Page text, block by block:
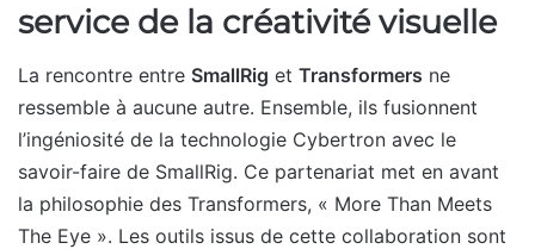
service de la créativité visuelle
La rencontre entre SmallRig et Transformers ne
ressemble à aucune autre. Ensemble, ils fusionnent
l’ingéniosité de la technologie Cybertron avec le
savoir-faire de SmallRig. Ce partenariat met en avant
la philosophie des Transformers, « More Than Meets
The Eye ». Les outils issus de cette collaboration sont